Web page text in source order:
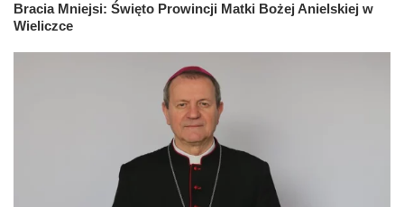
Bracia Mniejsi: Święto Prowincji Matki Bożej Anielskiej w
Wieliczce